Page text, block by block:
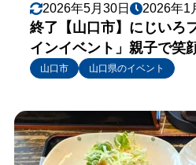
2026年5月30日 2026年1
終了【山口市】にじいろ
インイベント」親子で笑
山口市
山口県のイベント